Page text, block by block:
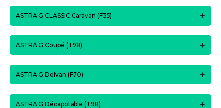
ASTRA G CLASSIC Caravan (F35)
ASTRA G Coupé (T98)
ASTRA G Delvan (F70)
ASTRA G Décapotable (T98)